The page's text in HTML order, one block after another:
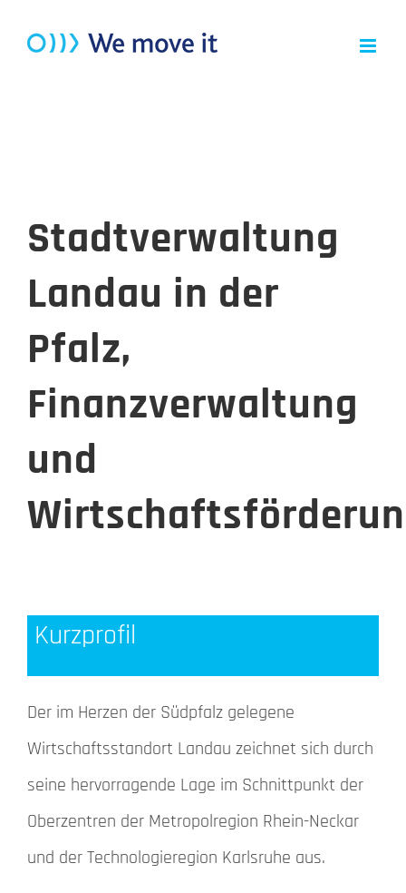
Inhalt
Stadtverwaltung
Landau in der
Pfalz,
Finanzverwaltung
und
Kurzprofil
Der im Herzen der Südpfalz gelegene
Wirtschaftsstandort Landau zeichnet sich durch
seine hervorragende Lage im Schnittpunkt der
Oberzentren der Metropolregion Rhein-Neckar
und der Technologieregion Karlsruhe aus.